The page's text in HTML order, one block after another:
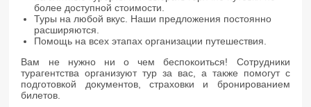
более доступной стоимости.
Туры на любой вкус. Наши предложения постоянно
расширяются.
Помощь на всех этапах организации путешествия.
Вам не нужно ни о чем беспокоиться! Сотрудники
турагентства организуют тур за вас, а также помогут с
подготовкой документов, страховки и бронированием
билетов.